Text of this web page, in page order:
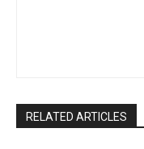
RELATED ARTICLES